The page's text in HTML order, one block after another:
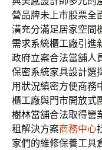
營品牌未上市股票全
潢充分滿足居家空間
需求系統櫃工廠引進
政府立案合法當舖人
保密系統家具設計選
用狀況縝密方便商務
櫃工廠與門市開放式
樹林當舖合法取得營
租解決方案商務中心
家們的維修保養工具